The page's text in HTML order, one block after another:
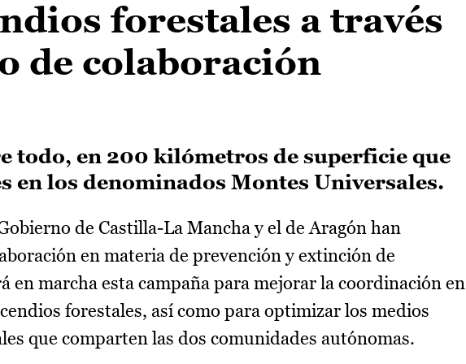
forestales a través
de colaboración
todo, en 200 kilómetros de superficie que
en los denominados Montes Universales.
de Castilla-La Mancha y el de Aragón han
en materia de prevención y extinción de
en marcha esta campaña para mejorar la coordinación en
forestales, así como para optimizar los medios
que comparten las dos comunidades autónomas.